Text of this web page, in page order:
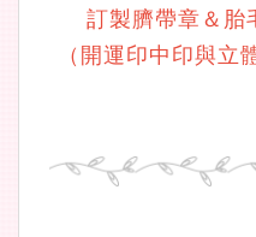
訂製臍帶章＆胎
（開運印中印與立